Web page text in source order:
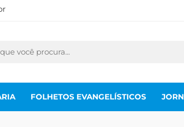
FOLHETOS EVANGELÍSTICOS